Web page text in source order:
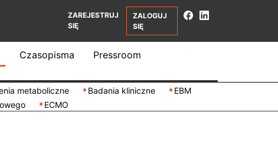
ZAREJESTRUJ
SIĘ
ZALOGUJ
SIĘ
Czasopisma Pressroom
metaboliczne Badania kliniczne
EBM
ECMO